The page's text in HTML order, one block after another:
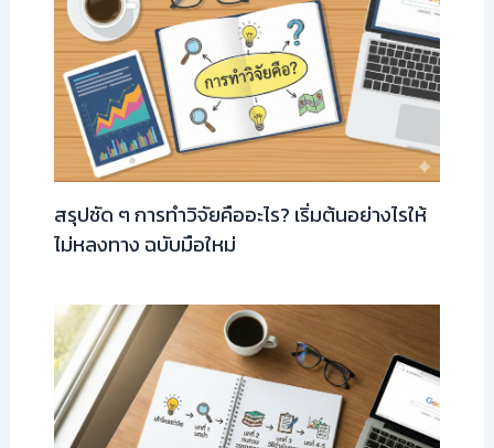
สรุปชัด ๆ การทำวิจัยคืออะไร? เริ่มต้นอย่างไรให้
ไม่หลงทาง ฉบับมือใหม่